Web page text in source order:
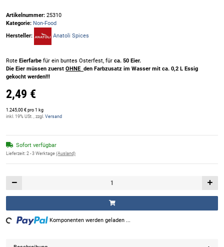
Artikelnummer: 25310
Kategorie: Non-Food
Hersteller:
Anatoli Spices
Rote Eierfarbe für ein buntes Osterfest, für ca. 50 Eier.
Die Eier müssen zuerst OHNE den Farbzusatz im Wasser mit ca. 0,2 L Essig
gekocht werden!!!
2,49 €
1.245,00 € pro 1 kg
inkl. 19% USt. , zzgl. Versand
Sofort verfügbar
Lieferzeit: 2 - 3 Werktage (Ausland)
Komponenten werden geladen ...